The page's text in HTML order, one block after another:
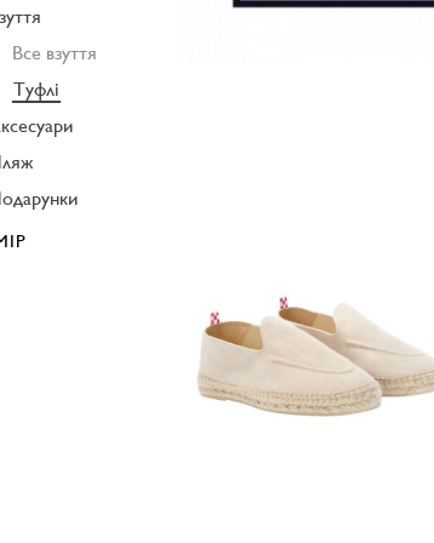
Все взуття
Туфлі